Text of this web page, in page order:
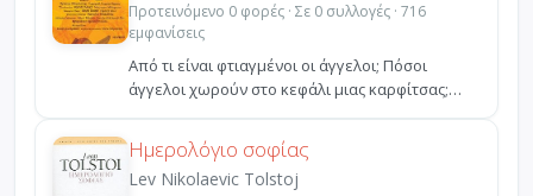
Προτεινόμενο 0 φορές · Σε 0 συλλογές · 716
εμφανίσεις
Από τι είναι φτιαγμένοι οι άγγελοι; Πόσοι
άγγελοι χωρούν στο κεφάλι μιας καρφίτσας;
Πώς θα ήταν να κ...
Ημερολόγιο σοφίας
Lev Nikolaevic Tolstoj